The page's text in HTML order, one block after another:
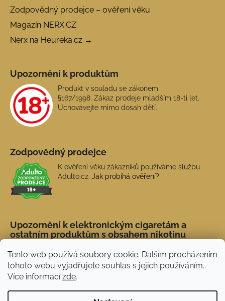
Tento web používá soubory cookie. Dalším procházením
tohoto webu vyjadřujete souhlas s jejich používáním..
Více informacízde.
Zodpovědný prodejce – ověření věku
Magazín NERX.CZ
Nerx na Heureka.cz →
Upozornění k produktům
Produkt v souladu se zákonem
§167/1998. Zákaz prodeje mladším 18-ti let.
Uchovávejte mimo dosah dětí.
Zodpovědný prodejce
K ověření věku zákazníků používáme službu
Adulto.cz. Jak probíhá ověření?
Upozornění k elektronickým cigaretám a
ostatním produktům s obsahem nikotinu